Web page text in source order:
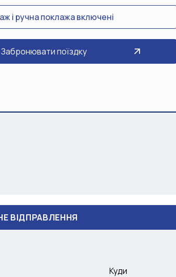
і ручна поклажа включені
Забронювати поїздку
Куди